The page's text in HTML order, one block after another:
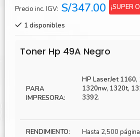
Precio inc. IGV: S/347.00 ¡SUPER
1 disponibles
Toner Hp 49A Negro
PARA
IMPRESORA:
HP LaserJet 1160,
1320nw, 1320t,
3392.
RENDIMIENTO: Hasta 2,500